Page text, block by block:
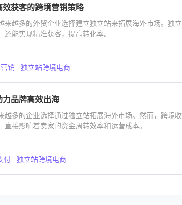
获客的跨境营销策略
来越多的外贸企业选择建立独立站来拓展海外市场。独
能实现精准获客，提高转化率。
销 独立站跨境电商
品牌高效出海
越多的企业选择通过独立站拓展海外市场。然而，跨境
接影响着卖家的资金周转效率和运营成本。
付 独立站跨境电商